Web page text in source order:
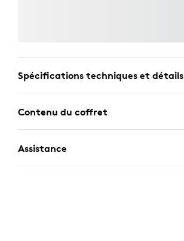
Spécifications techniques et détails
Contenu du coffret
Assistance